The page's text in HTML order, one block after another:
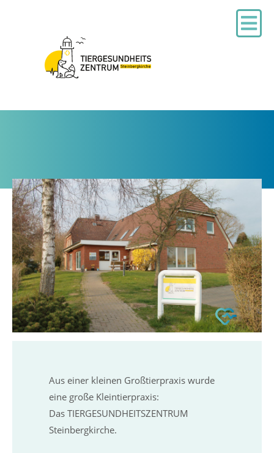
Aus einer kleinen Großtierpraxis wurde
eine große Kleintierpraxis:
Das TIERGESUNDHEITSZENTRUM
Steinbergkirche.